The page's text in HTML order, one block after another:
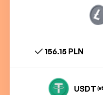
156.15 PLN
USDT